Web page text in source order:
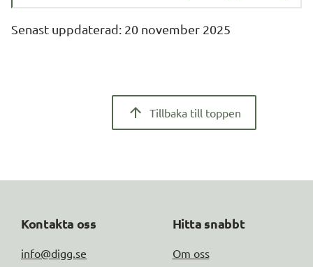
Senast uppdaterad: 20 november 2025
Tillbaka till toppen
Kontakta oss
info@digg.se
Hitta snabbt
Om oss